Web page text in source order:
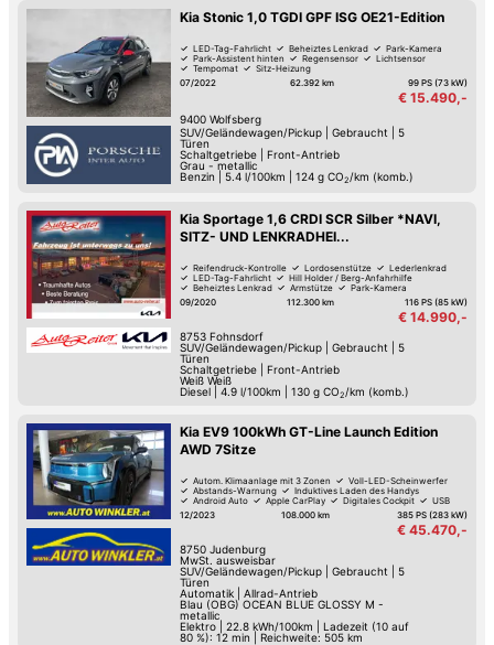
Kia Stonic 1,0 TGDI GPF ISG OE21-Edition
LED-Tag-Fahrlicht Beheiztes Lenkrad
Park-Kamera
Park-Assistent hinten
Regensensor
Lichtsensor
Tempomat
Sitz-Heizung
07/2022
62.392 km 99 PS (73 kW)
€ 15.490,-
9400 Wolfsberg
SUV/Geländewagen/Pickup| Gebraucht
5
Türen
Schaltgetriebe| Front-Antrieb
Grau - metallic
Benzin
5.4 l/100km 124 g CO2 /km (komb.)
Kia Sportage 1,6 CRDI SCR Silber *NAVI,
SITZ- UND LENKRADHEI...
Reifendruck-Kontrolle Lordosenstütze
Lederlenkrad
LED-Tag-Fahrlicht
Hill Holder / Berg-Anfahrhilfe
Beheiztes Lenkrad
Armstütze
Park-Kamera
09/2020
112.300 km 116 PS (85 kW)
€ 14.990,-
8753 Fohnsdorf
SUV/Geländewagen/Pickup| Gebraucht
5
Türen
Schaltgetriebe| Front-Antrieb
Weiß Weiß
Diesel
4.9 l/100km 130 g CO2 /km (komb.)
Kia EV9 100kWh GT-Line Launch Edition
AWD 7Sitze
Autom. Klimaanlage mit 3 Zonen
Voll-LED-Scheinwerfer
Abstands-Warnung
Induktives Laden des Handys
Android Auto
Apple CarPlay Digitales Cockpit
USB
12/2023
108.000 km 385 PS (283 kW)
€ 45.470,-
8750 Judenburg
MwSt. ausweisbar
SUV/Geländewagen/Pickup| Gebraucht
5
Türen
Automatik| Allrad-Antrieb
Blau (OBG) OCEAN BLUE GLOSSY M -
metallic
Elektro
22.8 kWh/100km
Ladezeit (10 auf
80 %): 12 min | Reichweite: 505 km